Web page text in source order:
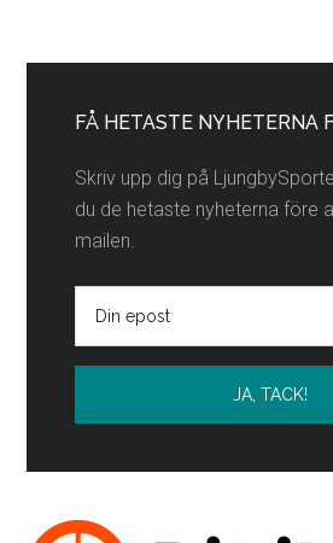
sidofält
FÅ HETASTE NYHETERNA
Skriv upp dig på
du de hetaste nyheterna före
mailen.